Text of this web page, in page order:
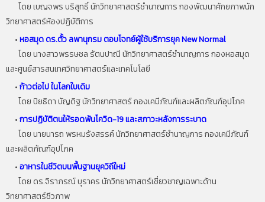
โดย เบญจพร บริสุทธิ์ นักวิทยาศาสตร์ชำนาญการ กองพัฒนาศักยภาพนัก
วิทยาศาสตร์ห้องปฏิบัติการ
•หอสมุด ดร.ตั้ว ลพานุกรม ตอบโจทย์ผู้ใช้บริการยุค New Normal
โดย นางสาวพรรษชล รัตนปาณี นักวิทยาศาสตร์ชำนาญการ กองหอสมุด
และศูนย์สารสนเทศวิทยาศาสตร์และเทคโนโลยี
•ก้าวต่อไป ในโลกใบเดิม
โดยปิยธิดาบัญดิฐนักวิทยาศาสตร์กองเคมีภัณฑ์และผลิตภัณฑ์อุปโภค
•การปฏิบัติตนให้รอดพ้นโควิด-19 และสภาวะหลังการระบาด
โดย นายนารถ พรหมรังสรรค์ นักวิทยาศาสตร์ชำนาญการ กองเคมีภัณฑ์
และผลิตภัณฑ์อุปโภค
•อาหารในชีวิตบนพื้นฐานยุควิถีใหม่
โดย ดร.จิราภรณ์ บุราคร นักวิทยาศาสตร์เชี่ยวชาญเฉพาะด้าน
วิทยาศาสตร์ชีวภาพ